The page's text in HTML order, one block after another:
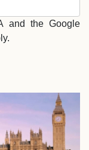
đêm khuya
and the Google